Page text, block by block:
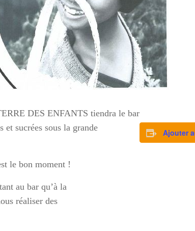
DES ENFANTS tiendra le bar
et sucrées sous la grande
le bon moment !
au bar qu’à la
réaliser des
Ajouter